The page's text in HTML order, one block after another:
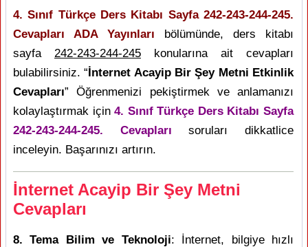
4. Sınıf Türkçe Ders Kitabı Sayfa 242-243-244-245.
Cevapları ADA Yayınları bölümünde, ders kitabı
sayfa 242-243-244-245 konularına ait cevapları
bulabilirsiniz. “İnternet Acayip Bir Şey Metni Etkinlik
Cevapları” Öğrenmenizi pekiştirmek ve anlamanızı
kolaylaştırmak için4. Sınıf Türkçe Ders Kitabı Sayfa
242-243-244-245. Cevapları soruları dikkatlice
inceleyin. Başarınızı artırın.
İnternet Acayip Bir Şey Metni
Cevapları
8. Tema Bilim ve Teknoloji: İnternet, bilgiye hızlı